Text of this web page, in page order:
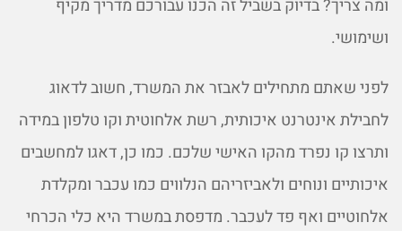
ומה צריך? בדיוק בשביל זה הכנו עבורכם מדריך מקיף
ושימושי.
לפני שאתם מתחילים לאבזר את המשרד, חשוב לדאוג
לחבילת אינטרנט איכותית, רשת אלחוטית וקו טלפון במידה
ותרצו קו נפרד מהקו האישי שלכם. כמו כן, דאגו למחשבים
איכותיים ונוחים ולאביזריהם הנלווים כמו עכבר ומקלדת
אלחוטיים ואף פד לעכבר. מדפסת במשרד היא כלי הכרחי